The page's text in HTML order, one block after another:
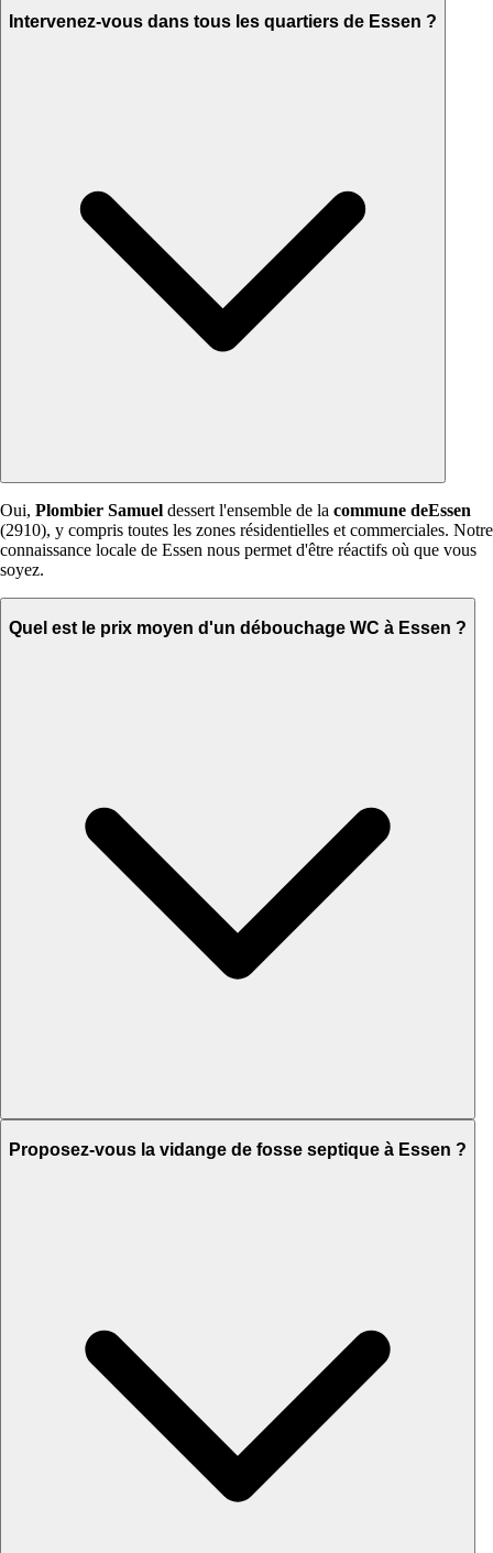
Intervenez-vous dans tous les quartiers de Essen ?
Oui, Plombier Samuel dessert l'ensemble de la commune deEssen
(2910), y compris toutes les zones résidentielles et commerciales. Notre
connaissance locale de Essen nous permet d'être réactifs où que vous
soyez.
Quel est le prix moyen d'un débouchage WC à Essen ?
Proposez-vous la vidange de fosse septique à Essen ?